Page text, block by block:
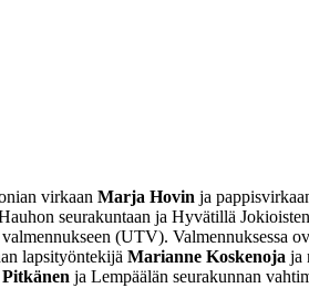
virkaan Marja Hovin ja
seurakuntaan ja Hyvätillä
(UTV). Valmennuksessa
lapsityöntekijä Marianne Koskenoja ja
ja Lempäälän seurakunnan